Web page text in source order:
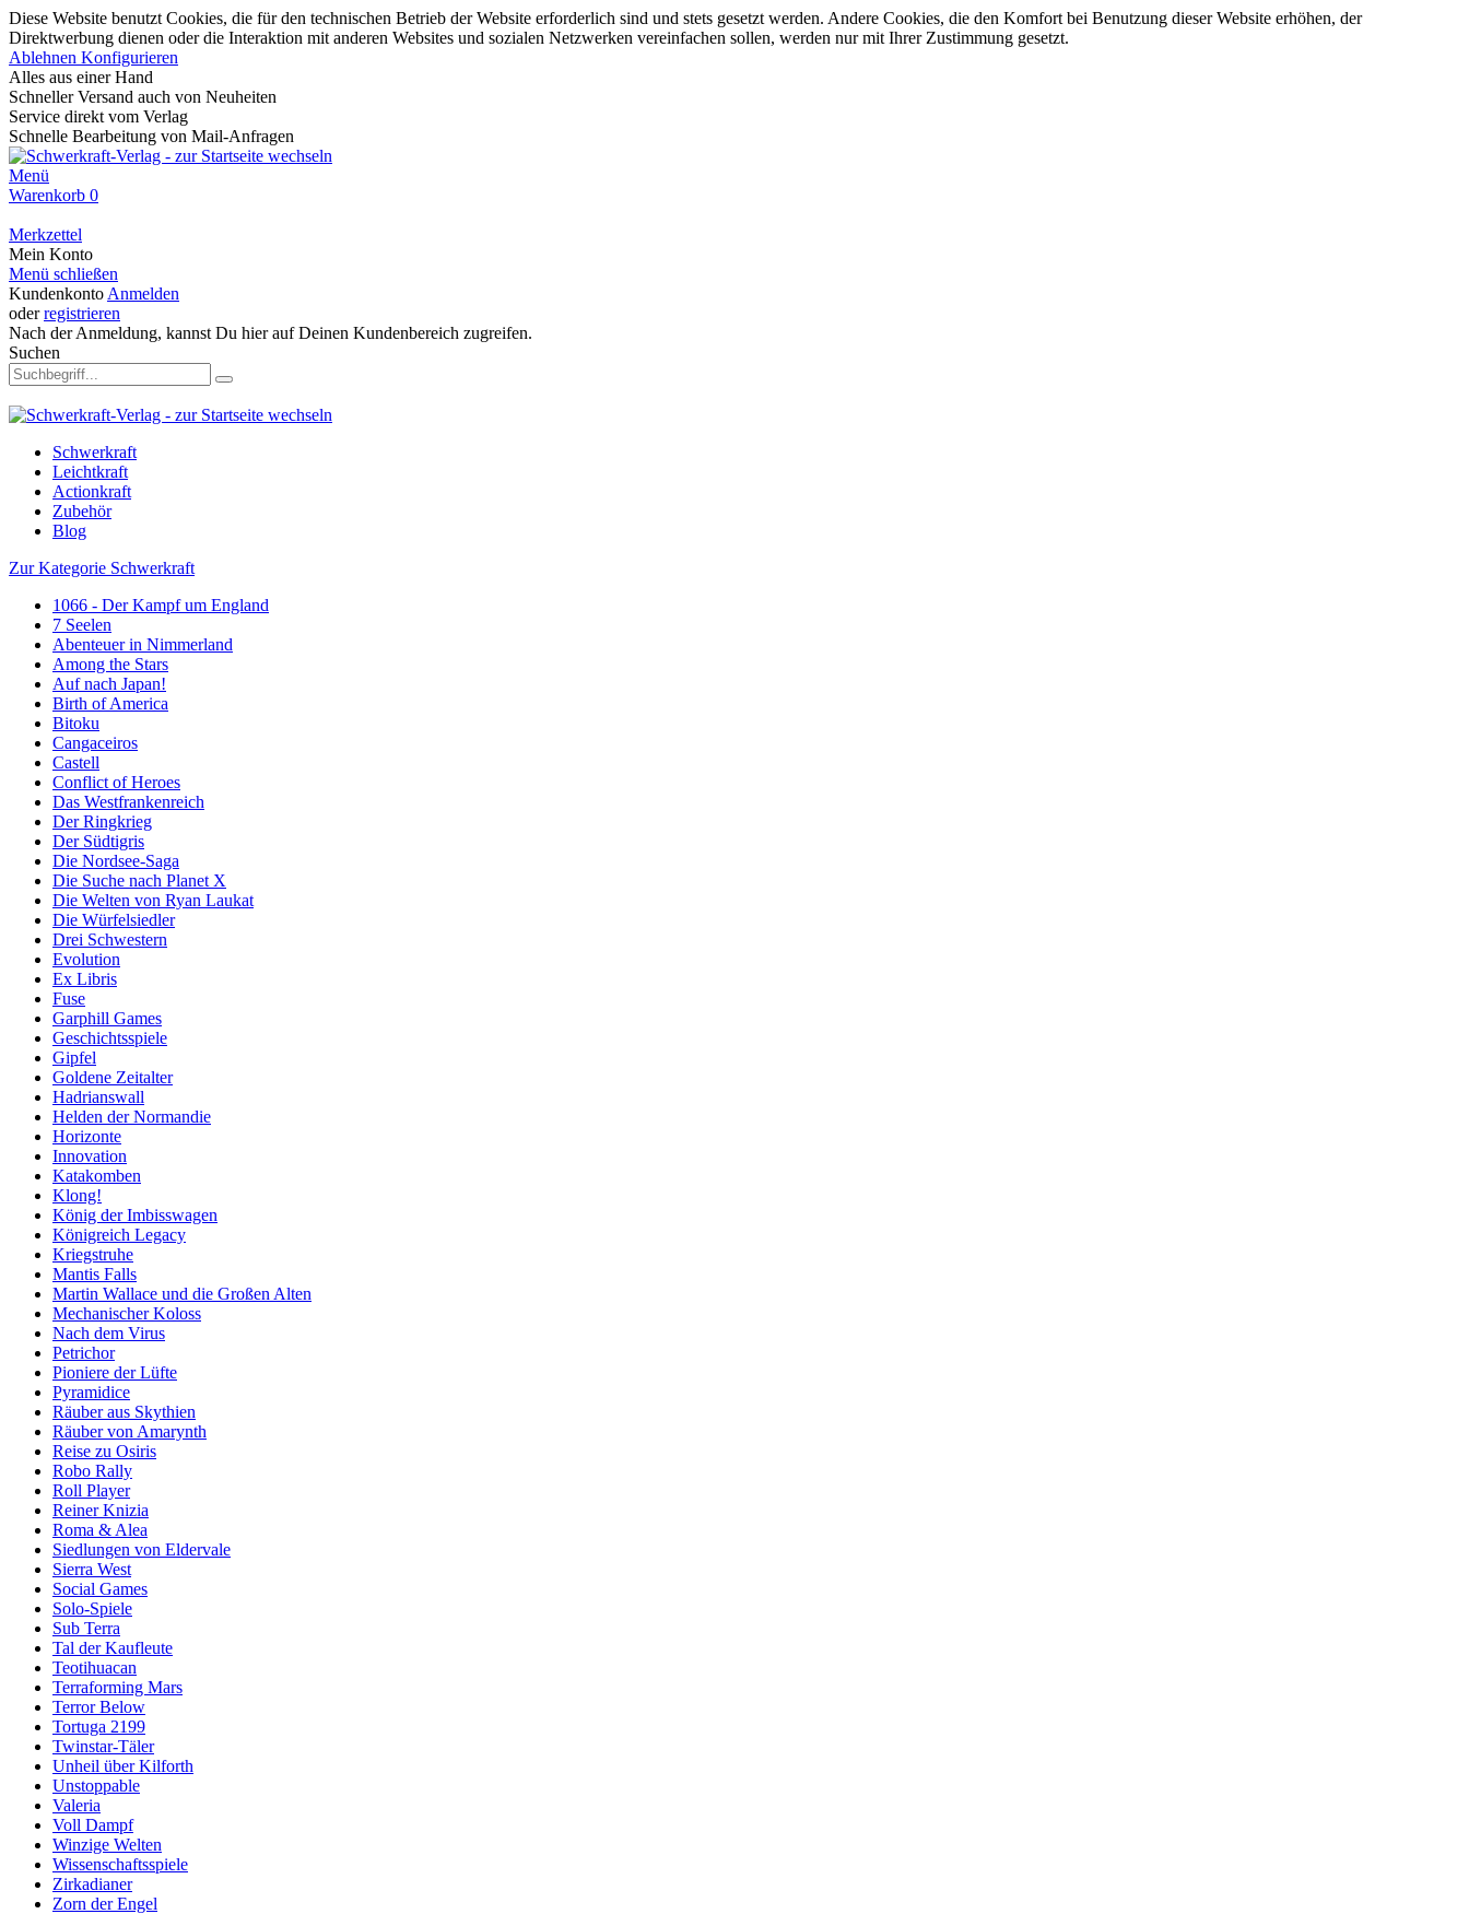
Diese Website benutzt Cookies, die für den technischen Betrieb der Website erforderlich sind und stets gesetzt werden. Andere Cookies, die den Komfort bei Benutzung dieser Website erhöhen, der
Direktwerbung dienen oder die Interaktion mit anderen Websites und sozialen Netzwerken vereinfachen sollen, werden nur mit Ihrer Zustimmung gesetzt.
Ablehnen Konfigurieren
Alles aus einer Hand
Schneller Versand auch von Neuheiten
Service direkt vom Verlag
Schnelle Bearbeitung von Mail-Anfragen
Menü
Warenkorb 0
Merkzettel
Mein Konto
Menü schließen
Kundenkonto Anmelden
oderregistrieren
Nach der Anmeldung, kannst Du hier auf Deinen Kundenbereich zugreifen.
Suchen
Schwerkraft
Leichtkraft
Actionkraft
Zubehör
Blog
Zur Kategorie Schwerkraft
1066 - Der Kampf um England
7 Seelen
Abenteuer in Nimmerland
Among the Stars
Auf nach Japan!
Birth of America
Bitoku
Cangaceiros
Castell
Conflict of Heroes
Das Westfrankenreich
Der Ringkrieg
Der Südtigris
Die Nordsee-Saga
Die Suche nach Planet X
Die Welten von Ryan Laukat
Die Würfelsiedler
Drei Schwestern
Evolution
Ex Libris
Fuse
Garphill Games
Geschichtsspiele
Gipfel
Goldene Zeitalter
Hadrianswall
Helden der Normandie
Horizonte
Innovation
Katakomben
Klong!
König der Imbisswagen
Königreich Legacy
Kriegstruhe
Mantis Falls
Martin Wallace und die Großen Alten
Mechanischer Koloss
Nach dem Virus
Petrichor
Pioniere der Lüfte
Pyramidice
Räuber aus Skythien
Räuber von Amarynth
Reise zu Osiris
Robo Rally
Roll Player
Reiner Knizia
Roma & Alea
Siedlungen von Eldervale
Sierra West
Social Games
Solo-Spiele
Sub Terra
Tal der Kaufleute
Teotihuacan
Terraforming Mars
Terror Below
Tortuga 2199
Twinstar-Täler
Unheil über Kilforth
Unstoppable
Valeria
Voll Dampf
Winzige Welten
Wissenschaftsspiele
Zirkadianer
Zorn der Engel